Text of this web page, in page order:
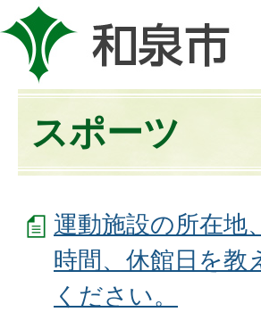
スポーツ
運動施設の所在地
時間、休館日を教
ください。